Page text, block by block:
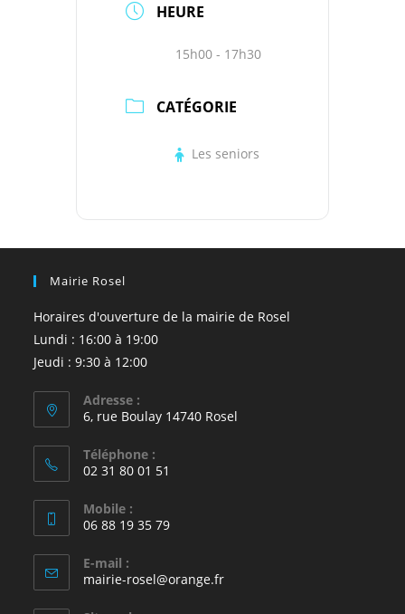
HEURE
15h00 - 17h30
CATÉGORIE
Les seniors
Mairie Rosel
Horaires d'ouverture de la mairie de Rosel
Lundi : 16:00 à 19:00
Jeudi : 9:30 à 12:00
Adresse :
6, rue Boulay 14740 Rosel
Téléphone :
02 31 80 01 51
Mobile :
06 88 19 35 79
E-mail :
mairie-rosel@orange.frS’ouvre